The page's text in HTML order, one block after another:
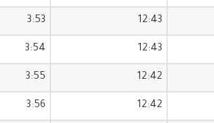
12:43
3:53
12:43
3:54
12:42
3:55
12:42
3:56